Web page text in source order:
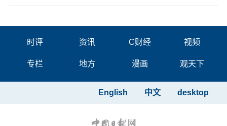
时评 资讯 C财经 视频
专栏 地方 漫画 观天下
desktop
中文
English